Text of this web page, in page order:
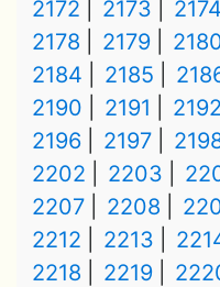
2172
2173 2174
2178
2179
2184
2185
2190
2191 2192
2196
2197
2202
2203
2207
2208
2212
2213
2218
2219